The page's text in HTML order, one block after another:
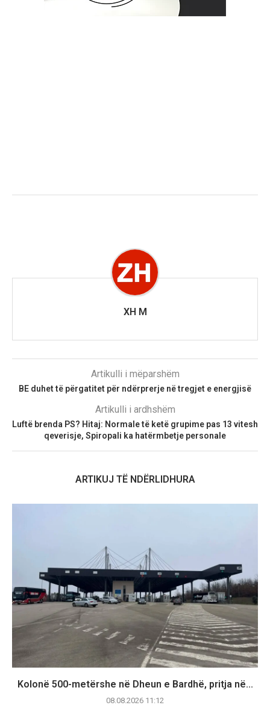
XH M
Artikulli i mëparshëm
BE duhet të përgatitet për ndërprerje në tregjet e energjisë
Artikulli i ardhshëm
Luftë brenda PS? Hitaj: Normale të ketë grupime pas 13 vitesh
qeverisje, Spiropali ka hatërmbetje personale
ARTIKUJ TË NDËRLIDHURA
Kolonë 500-metërshe në Dheun e Bardhë, pritja në...
08.08.2026 11:12